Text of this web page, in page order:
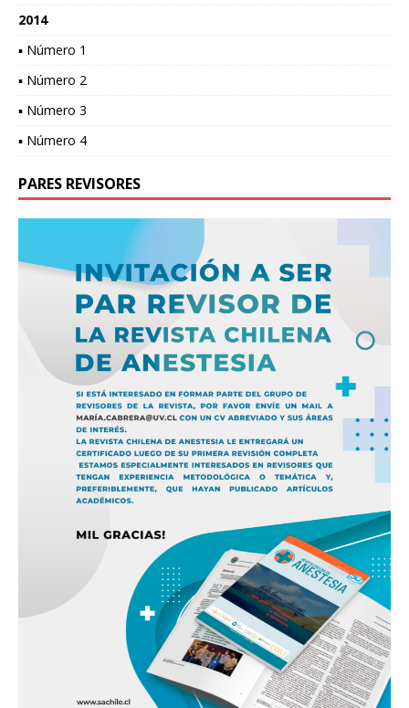
2014
▪ Número 1
▪ Número 2
▪ Número 3
▪ Número 4
PARES REVISORES